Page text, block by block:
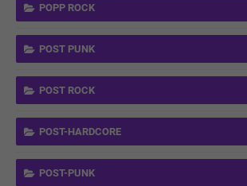
POPP ROCK
POST PUNK
POST ROCK
POST-HARDCORE
POST-PUNK